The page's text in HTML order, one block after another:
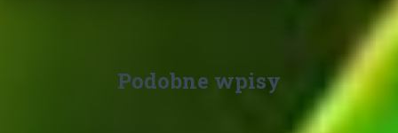
Podobne wpisy